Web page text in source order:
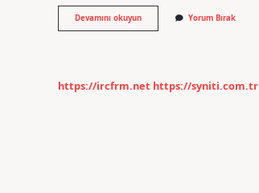
Devamını okuyunAy
Tutulması
Yorum Bırak
https://ircfrm.net https://syniti.com.tr